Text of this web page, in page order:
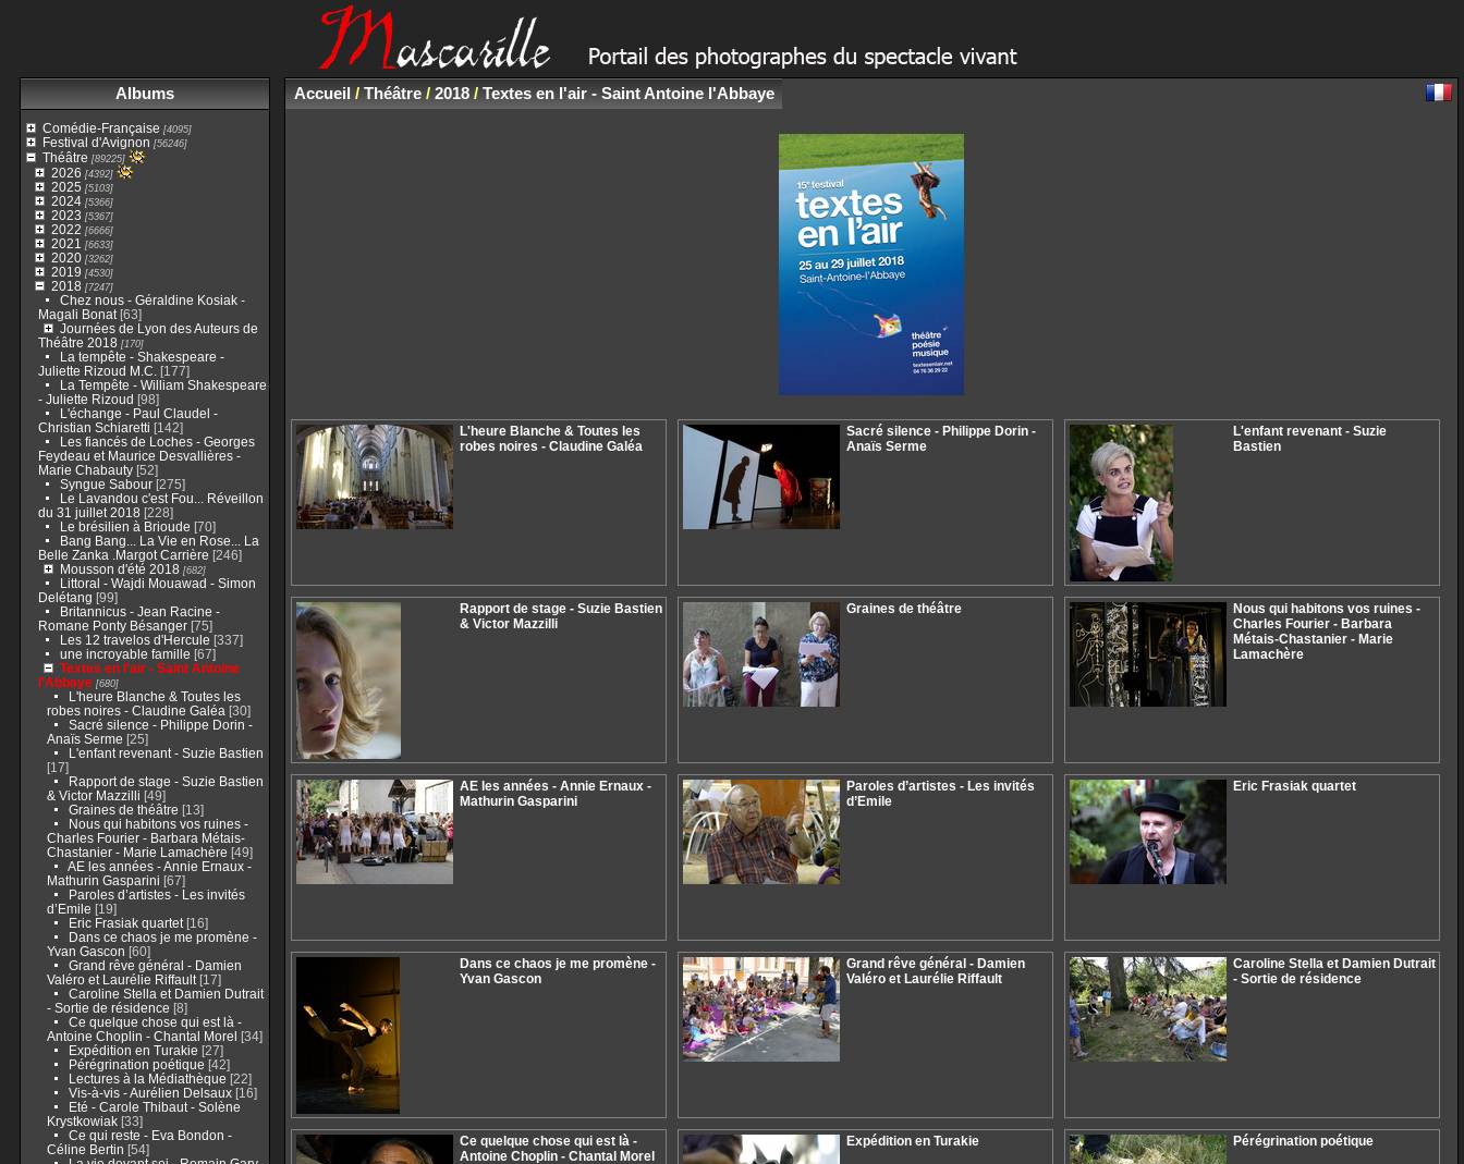
Albums
Comédie-Française [4095]
Festival d'Avignon [56246]
Théâtre [89225]
2026 [4392]
2025 [5103]
2024[5366]
2023 [5367]
2022 [6666]
2021 [6633]
2020[3262]
2019 [4530]
2018 [7247]
Chez nous - Géraldine Kosiak -
Magali Bonat[63]
Journées de Lyon des Auteurs de
Théâtre 2018 [170]
La tempête - Shakespeare -
Juliette Rizoud M.C.
[177]
La Tempête - William Shakespeare
- Juliette Rizoud [98]
L'échange - Paul Claudel -
Christian Schiaretti [142]
Les fiancés de Loches - Georges
Feydeau et Maurice Desvallières -
Marie Chabauty[52]
Syngue Sabour[275]
Le Lavandou c'est Fou... Réveillon
du 31 juillet 2018 [228]
Le brésilien à Brioude [70]
Bang Bang... La Vie en Rose... La
Belle Zanka .Margot Carrière [246]
Mousson d'été 2018 [682]
Littoral - Wajdi Mouawad - Simon
Delétang [99]
Britannicus - Jean Racine -
Romane Ponty Bésanger[75]
Les 12 travelos d'Hercule [337]
une incroyable famille [67]
Textes en l'air - Saint Antoine
l'Abbaye[680]
L'heure Blanche & Toutes les
robes noires - Claudine Galéa [30]
Sacré silence - Philippe Dorin -
Anaïs Serme [25]
L'enfant revenant - Suzie Bastien
[17]
Rapport de stage - Suzie Bastien
& Victor Mazzilli [49]
Graines de théâtre [13]
Nous qui habitons vos ruines -
Charles Fourier - Barbara Métais-
Chastanier - Marie Lamachère [49]
AE les années - Annie Ernaux -
Mathurin Gasparini [67]
Paroles d’artistes - Les invités
d’Emile [19]
Eric Frasiak quartet[16]
Dans ce chaos je me promène -
Yvan Gascon [60]
Grand rêve général - Damien
Valéro et Laurélie Riffault[17]
Caroline Stella et Damien Dutrait
- Sortie de résidence [8]
Ce quelque chose qui est là -
Antoine Choplin - Chantal Morel [34]
Expédition en Turakie [27]
Pérégrination poétique [42]
Lectures à la Médiathèque [22]
Vis-à-vis - Aurélien Delsaux[16]
Eté - Carole Thibaut - Solène
Krystkowiak[33]
Ce qui reste - Eva Bondon -
Céline Bertin [54]
Accueil/ Théâtre/ 2018/ Textes en l'air - Saint Antoine l'Abbaye
L'heure Blanche & Toutes les
robes noires - Claudine Galéa
Sacré silence - Philippe Dorin -
Anaïs Serme
L'enfant revenant - Suzie
Bastien
Rapport de stage - Suzie Bastien
& Victor Mazzilli
Graines de théâtre
Nous qui habitons vos ruines -
Charles Fourier - Barbara
Métais-Chastanier - Marie
Lamachère
AE les années - Annie Ernaux -
Mathurin Gasparini
Paroles d’artistes - Les invités
d’Emile
Eric Frasiak quartet
Dans ce chaos je me promène -
Yvan Gascon
Grand rêve général - Damien
Valéro et Laurélie Riffault
Caroline Stella et Damien Dutrait
- Sortie de résidence
Ce quelque chose qui est là -
Antoine Choplin - Chantal Morel
Expédition en Turakie Pérégrination poétique